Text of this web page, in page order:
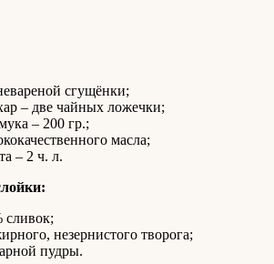
сгущёнки;
– две чайных ложечки;
– 200 гр.;
масла;
– 2 ч. л.
сливок;
незернистого творога;
пудры.